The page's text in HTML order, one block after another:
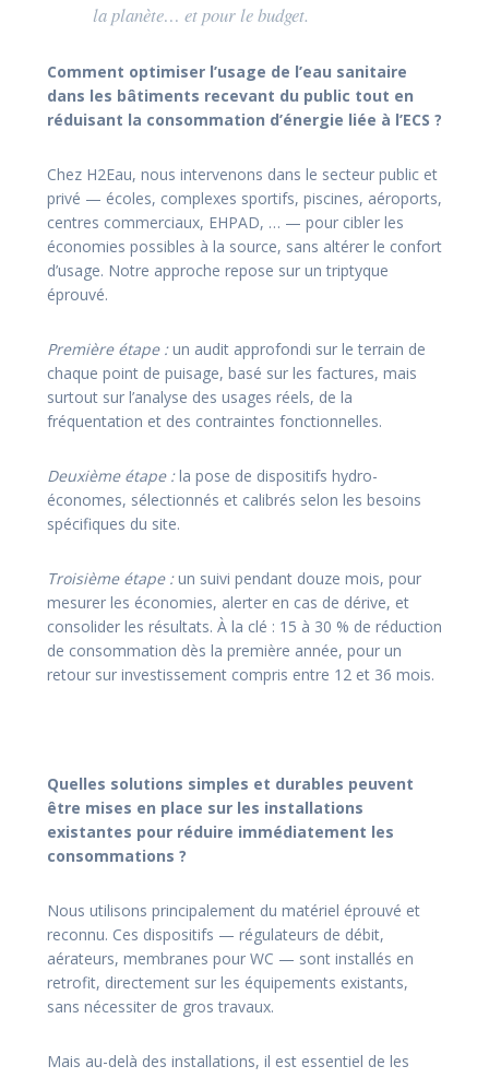
la planète… et pour le budget.
Comment optimiser l’usage de l’eau sanitaire
dans les bâtiments recevant du public tout en
réduisant la consommation d’énergie liée à l’ECS ?
Chez H2Eau, nous intervenons dans le secteur public et
privé — écoles, complexes sportifs, piscines, aéroports,
centres commerciaux, EHPAD, … — pour cibler les
économies possibles à la source, sans altérer le confort
d’usage. Notre approche repose sur un triptyque
éprouvé.
Première étape :un audit approfondi sur le terrain de
chaque point de puisage, basé sur les factures, mais
surtout sur l’analyse des usages réels, de la
fréquentation et des contraintes fonctionnelles.
Deuxième étape :la pose de dispositifs hydro-
économes, sélectionnés et calibrés selon les besoins
spécifiques du site.
Troisième étape :un suivi pendant douze mois, pour
mesurer les économies, alerter en cas de dérive, et
consolider les résultats. À la clé : 15 à 30 % de réduction
de consommation dès la première année, pour un
retour sur investissement compris entre 12 et 36 mois.
Quelles solutions simples et durables peuvent
être mises en place sur les installations
existantes pour réduire immédiatement les
consommations ?
Nous utilisons principalement du matériel éprouvé et
reconnu. Ces dispositifs — régulateurs de débit,
aérateurs, membranes pour WC — sont installés en
retrofit, directement sur les équipements existants,
sans nécessiter de gros travaux.
Mais au-delà des installations, il est essentiel de les